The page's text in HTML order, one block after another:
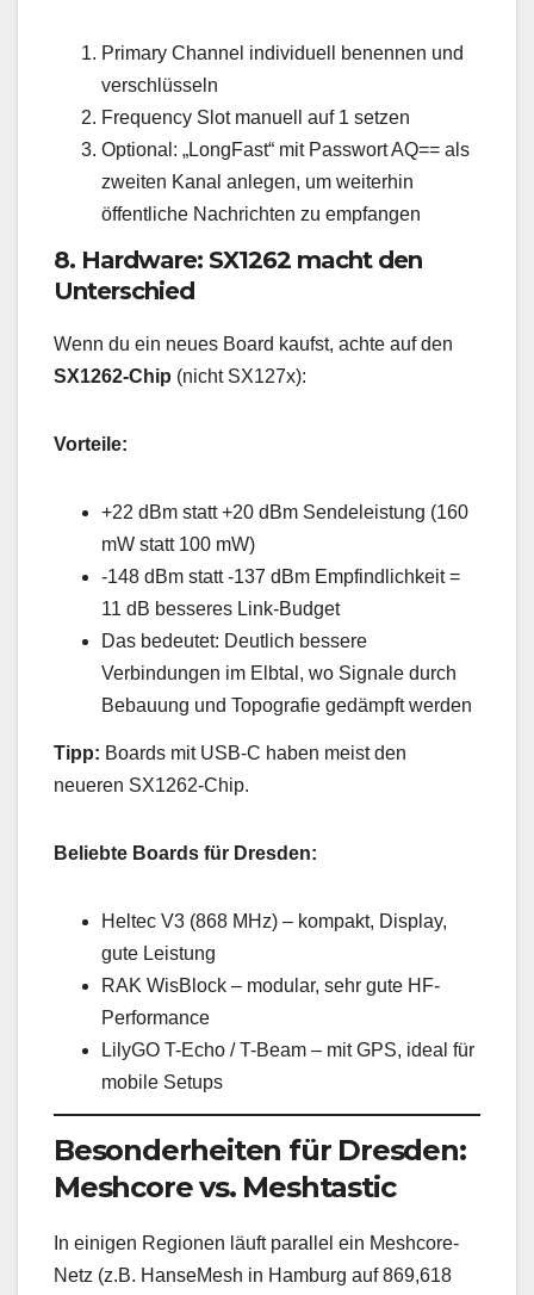
Primary Channel individuell benennen und
verschlüsseln
Frequency Slot manuell auf 1 setzen
Optional: „LongFast“ mit Passwort AQ== als
zweiten Kanal anlegen, um weiterhin
öffentliche Nachrichten zu empfangen
8. Hardware: SX1262 macht den
Unterschied
Wenn du ein neues Board kaufst, achte auf den
SX1262-Chip (nicht SX127x):
Vorteile:
+22 dBm statt +20 dBm Sendeleistung (160
mW statt 100 mW)
-148 dBm statt -137 dBm Empfindlichkeit =
11 dB besseres Link-Budget
Das bedeutet: Deutlich bessere
Verbindungen im Elbtal, wo Signale durch
Bebauung und Topografie gedämpft werden
Tipp: Boards mit USB-C haben meist den
neueren SX1262-Chip.
Beliebte Boards für Dresden:
Heltec V3 (868 MHz) – kompakt, Display,
gute Leistung
RAK WisBlock – modular, sehr gute HF-
Performance
LilyGO T-Echo / T-Beam – mit GPS, ideal für
mobile Setups
Besonderheiten für Dresden:
Meshcore vs. Meshtastic
In einigen Regionen läuft parallel ein Meshcore-
Netz (z.B. HanseMesh in Hamburg auf 869,618